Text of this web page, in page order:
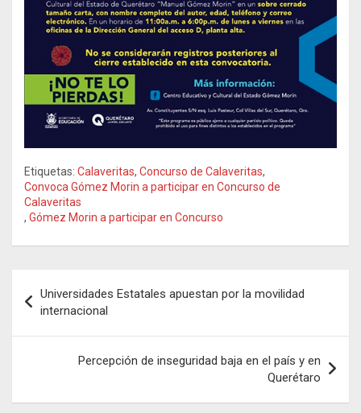
Etiquetas: Calaveritas, Concurso de Calaveritas,
Convoca Gómez Morin a participar en Concurso de
Calaveritas
, Gómez Morin a participar en Concurso
de
entradas
Universidades Estatales apuestan por la movilidad
internacional
Percepción de inseguridad baja en el país y en
Querétaro